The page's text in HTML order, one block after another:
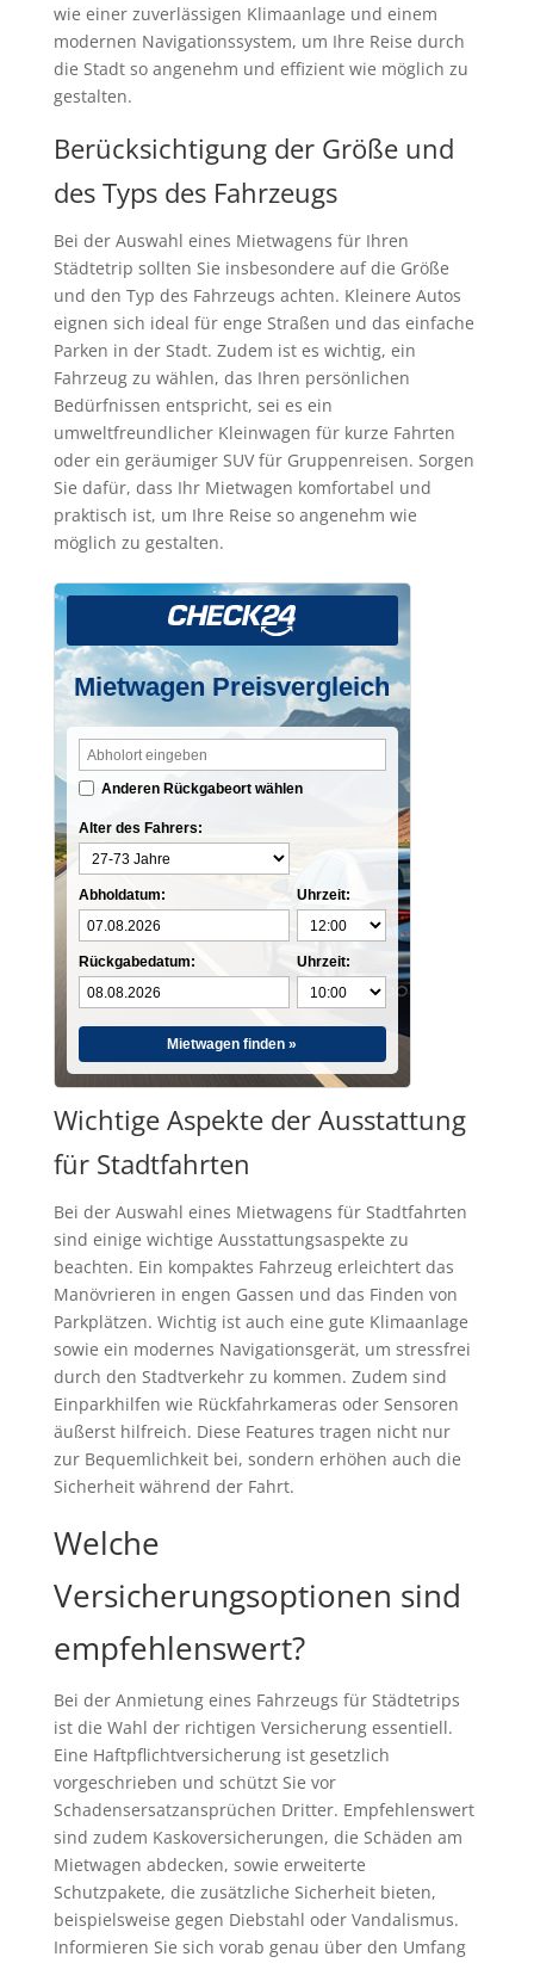
wie einer zuverlässigen Klimaanlage und einem
modernen Navigationssystem, um Ihre Reise durch
die Stadt so angenehm und effizient wie möglich zu
gestalten.
Berücksichtigung der Größe und
des Typs des Fahrzeugs
Bei der Auswahl eines Mietwagens für Ihren
Städtetrip sollten Sie insbesondere auf die Größe
und den Typ des Fahrzeugs achten. Kleinere Autos
eignen sich ideal für enge Straßen und das einfache
Parken in der Stadt. Zudem ist es wichtig, ein
Fahrzeug zu wählen, das Ihren persönlichen
Bedürfnissen entspricht, sei es ein
umweltfreundlicher Kleinwagen für kurze Fahrten
oder ein geräumiger SUV für Gruppenreisen. Sorgen
Sie dafür, dass Ihr Mietwagen komfortabel und
praktisch ist, um Ihre Reise so angenehm wie
möglich zu gestalten.
Mietwagen Preisvergleich
Anderen Rückgabeort wählen
Alter des Fahrers:
Abholdatum:
Rückgabedatum:
Uhrzeit:
Uhrzeit:
Mietwagen finden »
Wichtige Aspekte der Ausstattung
für Stadtfahrten
Bei der Auswahl eines Mietwagens für Stadtfahrten
sind einige wichtige Ausstattungsaspekte zu
beachten. Ein kompaktes Fahrzeug erleichtert das
Manövrieren in engen Gassen und das Finden von
Parkplätzen. Wichtig ist auch eine gute Klimaanlage
sowie ein modernes Navigationsgerät, um stressfrei
durch den Stadtverkehr zu kommen. Zudem sind
Einparkhilfen wie Rückfahrkameras oder Sensoren
äußerst hilfreich. Diese Features tragen nicht nur
zur Bequemlichkeit bei, sondern erhöhen auch die
Sicherheit während der Fahrt.
Welche
Versicherungsoptionen sind
empfehlenswert?
Bei der Anmietung eines Fahrzeugs für Städtetrips
ist die Wahl der richtigen Versicherung essentiell.
Eine Haftpflichtversicherung ist gesetzlich
vorgeschrieben und schützt Sie vor
Schadensersatzansprüchen Dritter. Empfehlenswert
sind zudem Kaskoversicherungen, die Schäden am
Mietwagen abdecken, sowie erweiterte
Schutzpakete, die zusätzliche Sicherheit bieten,
beispielsweise gegen Diebstahl oder Vandalismus.
Informieren Sie sich vorab genau über den Umfang